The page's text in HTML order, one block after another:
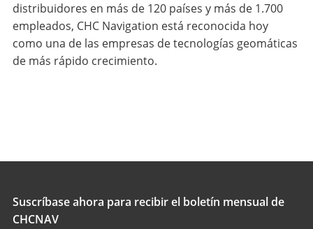
distribuidores en más de 120 países y más de 1.700
empleados, CHC Navigation está reconocida hoy
como una de las empresas de tecnologías geomáticas
de más rápido crecimiento.
Suscríbase ahora para recibir el boletín mensual de
CHCNAV